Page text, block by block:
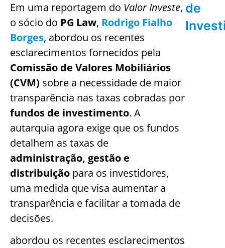
de
Em uma reportagem do Valor Investe,
o sócio do PG Law, Rodrigo Fialho
Borges, abordou os recentes
esclarecimentos fornecidos pela
Comissão de Valores Mobiliários
(CVM) sobre a necessidade de maior
transparência nas taxas cobradas por
fundos de investimento. A
autarquia agora exige que os fundos
detalhem as taxas de
administração, gestão e
distribuição para os investidores,
uma medida que visa aumentar a
transparência e facilitar a tomada de
decisões.
abordou os recentes esclarecimentos